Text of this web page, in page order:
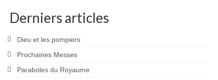
Derniers articles
Dieu et les pompiers
Prochaines Messes
Paraboles du Royaume